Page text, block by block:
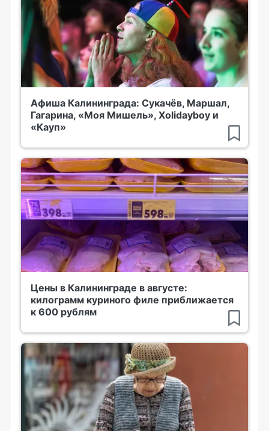
Афиша Калининграда: Сукачёв, Маршал,
Гагарина, «Моя Мишель», Xolidayboy и
«Кауп»
Цены в Калининграде в августе:
килограмм куриного филе приближается
к 600 рублям